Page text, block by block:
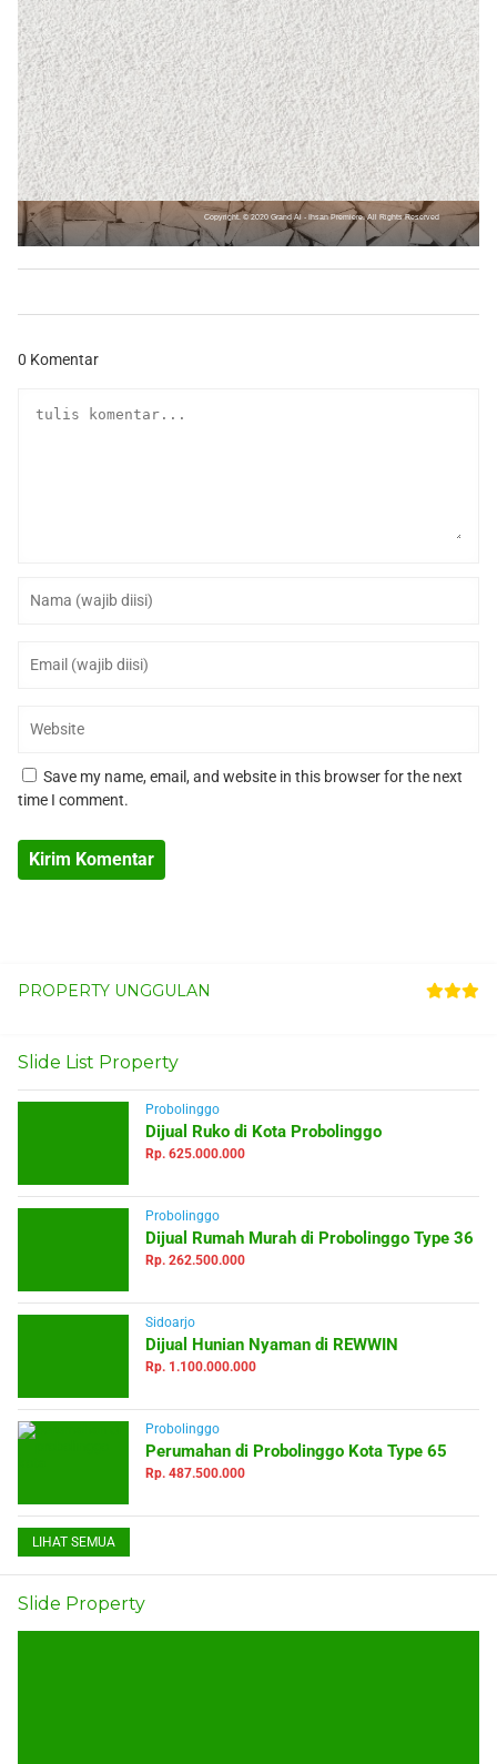
Copyright. © 2020 Grand Al - Ihsan Premiere. All Rights Reserved
0 Komentar
Save my name, email, and website in this browser for the next
time I comment.
PROPERTY UNGGULAN
Slide List Property
Probolinggo
Dijual Ruko di Kota Probolinggo
Rp. 625.000.000
Probolinggo
Dijual Rumah Murah di Probolinggo Type 36
Rp. 262.500.000
Sidoarjo
Dijual Hunian Nyaman di REWWIN
Rp. 1.100.000.000
Probolinggo
Perumahan di Probolinggo Kota Type 65
Rp. 487.500.000
LIHAT SEMUA
Slide Property